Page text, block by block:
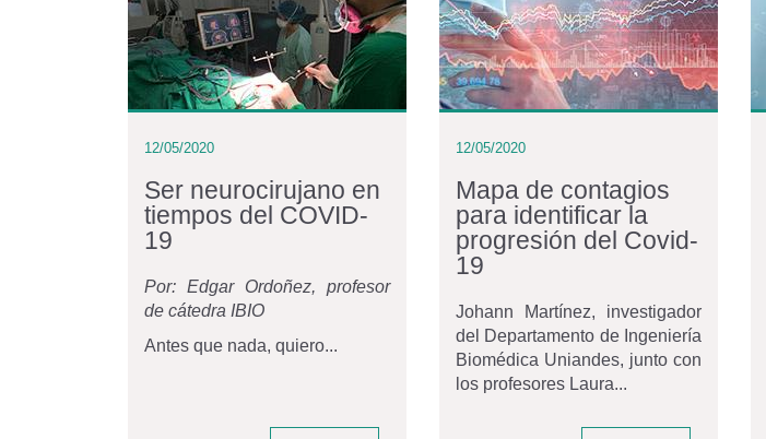
12/05/2020
Ser neurocirujano en
tiempos del COVID-
19
Por: Edgar Ordoñez, profesor
de cátedra IBIO
Antes que nada, quiero...
12/05/2020
Mapa de contagios
para identificar la
progresión del Covid-
19
Johann Martínez, investigador
del Departamento de Ingeniería
Biomédica Uniandes, junto con
los profesores Laura...